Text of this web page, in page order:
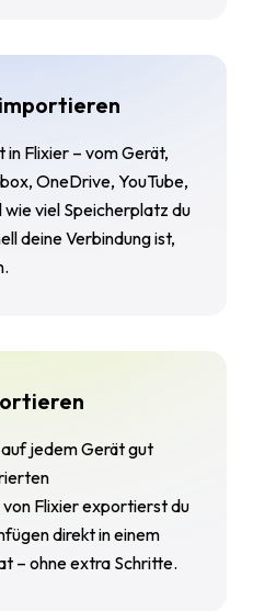
Flixier – vom Gerät,
OneDrive, YouTube,
viel Speicherplatz du
deine Verbindung ist,
jedem Gerät gut
Flixier exportierst du
direkt in einem
– ohne extra Schritte.